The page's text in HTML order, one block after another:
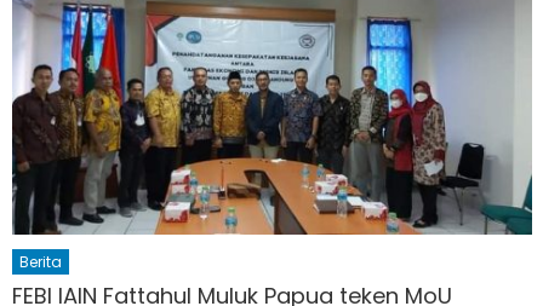
Berita
FEBI IAIN Fattahul Muluk Papua teken MoU